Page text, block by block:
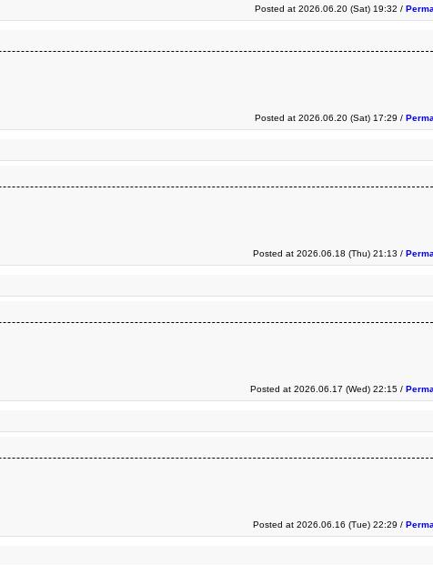
Posted at 2026.06.20 (Sat) 19:32 /
Posted at 2026.06.20 (Sat) 17:29 /
Posted at 2026.06.18 (Thu) 21:13 /
Posted at 2026.06.17 (Wed) 22:15 /
Posted at 2026.06.16 (Tue) 22:29 /